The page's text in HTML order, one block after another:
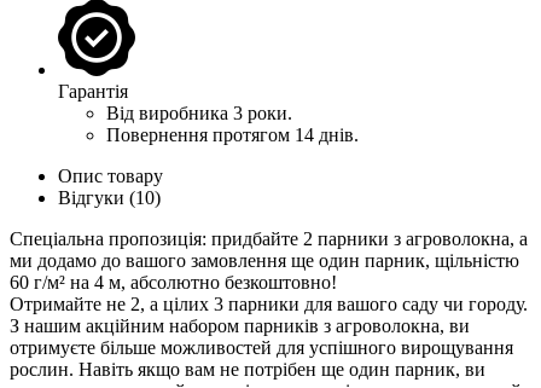
Гарантія
Від виробника 3 роки.
Повернення протягом 14 днів.
Опис товару
Відгуки (10)
Спеціальна пропозиція: придбайте 2 парники з агроволокна, а
ми додамо до вашого замовлення ще один парник, щільністю
60 г/м² на 4 м, абсолютно безкоштовно!
Отримайте не 2, а цілих 3 парники для вашого саду чи городу.
З нашим акційним набором парників з агроволокна, ви
отримуєте більше можливостей для успішного вирощування
рослин. Навіть якщо вам не потрібен ще один парник, ви